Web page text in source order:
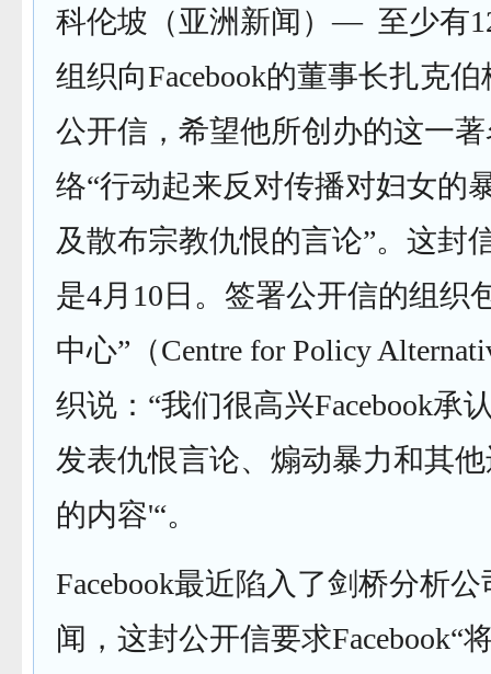
科伦坡（亚洲新闻）— 至少有
组织向Facebook的董事长扎克
公开信，希望他所创办的这一
络“行动起来反对传播对妇女的
及散布宗教仇恨的言论”。这封
是4月10日。签署公开信的组织
中心”（Centre for Policy
织说：“我们很高兴Facebook承
发表仇恨言论、煽动暴力和其
的内容'“。
Facebook最近陷入了剑桥分析
闻，这封公开信要求Facebook“